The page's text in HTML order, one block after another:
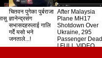
चितवन पुगेका पुर्बराजा
ज्ञानेन्द्रसंग
सभासदहरुलाई गालि
गर्देे यसो भने
जनताले...!
After Malaysia
Plane MH17
Shotdown Over
Ukraine, 295
Passenger Dead
! FULL VIDEO